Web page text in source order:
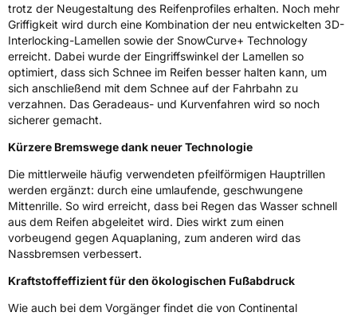
EPREL ID658992
Allgemeine Produktsicherheit (GPSR)
Herstellerkontakt Continental Reifen Deutschland GmbH
Continental-Plaza 1 30173 Hannover
trotz der Neugestaltung des Reifenprofiles erhalten. Noch mehr
Griffigkeit wird durch eine Kombination der neu entwickelten 3D-
Interlocking-Lamellen sowie der SnowCurve+ Technology
erreicht. Dabei wurde der Eingriffswinkel der Lamellen so
optimiert, dass sich Schnee im Reifen besser halten kann, um
sich anschließend mit dem Schnee auf der Fahrbahn zu
verzahnen. Das Geradeaus- und Kurvenfahren wird so noch
sicherer gemacht.
Kürzere Bremswege dank neuer Technologie
Die mittlerweile häufig verwendeten pfeilförmigen Hauptrillen
werden ergänzt: durch eine umlaufende, geschwungene
Mittenrille. So wird erreicht, dass bei Regen das Wasser schnell
aus dem Reifen abgeleitet wird. Dies wirkt zum einen
vorbeugend gegen Aquaplaning, zum anderen wird das
Nassbremsen verbessert.
Kraftstoffeffizient für den ökologischen Fußabdruck
Wie auch bei dem Vorgänger findet die von Continental